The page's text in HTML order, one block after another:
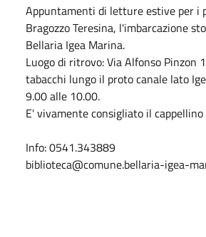
Appuntamenti di letture estive per i
Bragozzo Teresina, l'imbarcazione
Bellaria Igea Marina.
Luogo di ritrovo: Via Alfonso Pinzon
tabacchi lungo il proto canale lato
9.00 alle 10.00.
E' vivamente consigliato il cappellino
Info: 0541.343889
biblioteca@comune.bellaria-igea-